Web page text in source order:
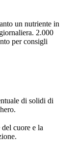
un nutriente in
2.000
per consigli
di solidi di
cuore e la